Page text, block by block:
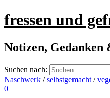
fressen und
Notizen, Gedanken
Suchen nach:
Naschwerk /selbstgemacht /
0